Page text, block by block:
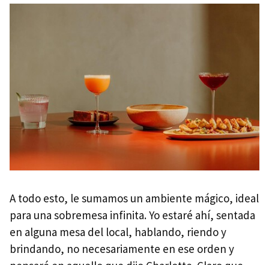
A todo esto, le sumamos un ambiente mágico, ideal
para una sobremesa infinita. Yo estaré ahí, sentada
en alguna mesa del local, hablando, riendo y
brindando, no necesariamente en ese orden y